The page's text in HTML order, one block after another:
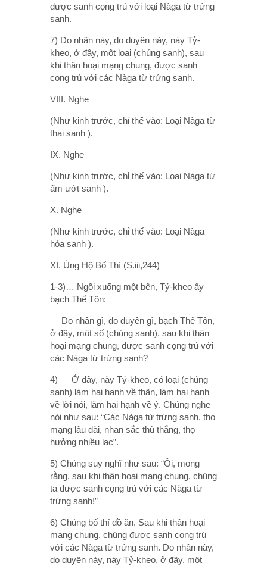
được sanh cọng trú với loại Nàga từ trứng
sanh.
7) Do nhân này, do duyên này, này Tỷ-
kheo, ở đây, một loại (chúng sanh), sau
khi thân hoại mạng chung, được sanh
cọng trú với các Nàga từ trứng sanh.
VIII. Nghe
(Như kinh trước, chỉ thế vào: Loại Nàga từ
thai sanh ).
IX. Nghe
(Như kinh trước, chỉ thế vào: Loại Nàga từ
ẩm ướt sanh ).
X. Nghe
(Như kinh trước, chỉ thế vào: Loại Nàga
hóa sanh ).
XI. Ủng Hộ Bố Thí (S.iii,244)
1-3)… Ngồi xuống một bên, Tỷ-kheo ấy
bạch Thế Tôn:
— Do nhân gì, do duyên gì, bạch Thế Tôn,
ở đây, một số (chúng sanh), sau khi thân
hoại mạng chung, được sanh cọng trú với
các Nàga từ trứng sanh?
4) — Ở đây, này Tỷ-kheo, có loại (chúng
sanh) làm hai hạnh về thân, làm hai hạnh
về lời nói, làm hai hạnh về ý. Chúng nghe
nói như sau: “Các Nàga từ trứng sanh, thọ
mạng lâu dài, nhan sắc thù thắng, thọ
hưởng nhiều lạc”.
5) Chúng suy nghĩ như sau: “Ôi, mong
rằng, sau khi thân hoại mạng chung, chúng
ta được sanh cọng trú với các Nàga từ
trứng sanh!”
6) Chúng bố thí đồ ăn. Sau khi thân hoại
mạng chung, chúng được sanh cọng trú
với các Nàga từ trứng sanh. Do nhân này,
do duyên này, này Tỷ-kheo, ở đây, một